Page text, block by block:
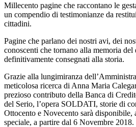
Millecento pagine che raccontano le
un compendio di testimonianze da
cittadini.
Pagine che parlano dei nostri avi, dei
conoscenti che tornano alla memoria del
definitivamente consegnati alla storia.
Grazie alla lungimiranza
meticolosa ricerca di Anna Maria
prezioso contributo della Banca di
del Serio, l’opera SOLDATI, storie di
Ottocento e Novecento sarà disponibile,
speciale, a partire dal 6 Novembre 2018.